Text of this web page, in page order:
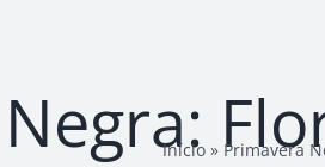
Início » Primavera